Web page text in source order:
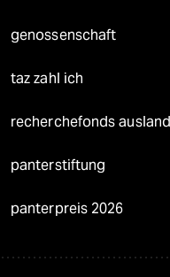
genossenschaft
taz zahl ich
recherchefonds ausland
panterstiftung
panterpreis 2026